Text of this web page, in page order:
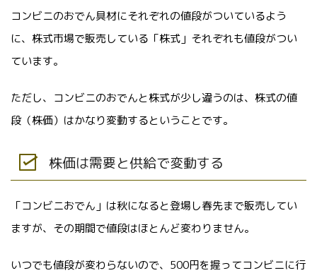
コンビニのおでん具材にそれぞれの値段がついているよう
に、株式市場で販売している「株式」それぞれも値段がつい
ています。
ただし、コンビニのおでんと株式が少し違うのは、株式の値
段（株価）はかなり変動するということです。
株価は需要と供給で変動する
「コンビニおでん」は秋になると登場し春先まで販売してい
ますが、その期間で値段はほとんど変わりません。
いつでも値段が変わらないので、500円を握ってコンビニに行